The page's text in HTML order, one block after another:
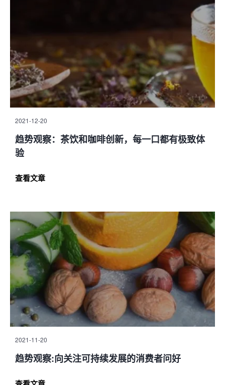
2021-12-20
趋势观察：茶饮和咖啡创新，每一口都有极致体
验
查看文章
2021-11-20
趋势观察:向关注可持续发展的消费者问好